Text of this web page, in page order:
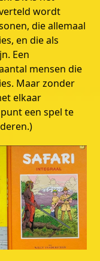
wordt
die allemaal
en die als
Een
mensen die
Maar zonder
elkaar
een spel te